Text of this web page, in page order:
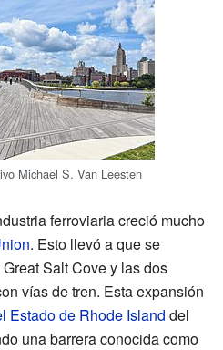
Michael S. Van Leesten
ferroviaria creció mucho
. Esto llevó a que se
Salt Cove y las dos
vías de tren. Esta expansión
Estado de Rhode Island del
una barrera conocida como